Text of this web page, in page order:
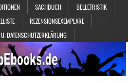
SACHBUCH
BELLETRISTIK
REZENSIONSEXEMPLARE
DATENSCHUTZERKLÄRUNG